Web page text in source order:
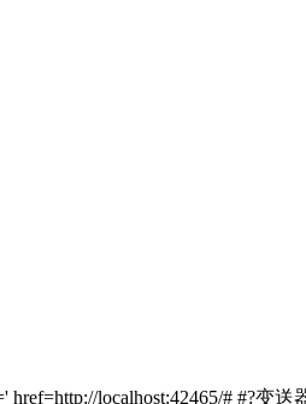
href=http://localhost:42465/# #?变